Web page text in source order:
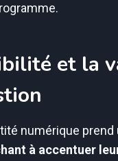
et la
numérique
à accentuer